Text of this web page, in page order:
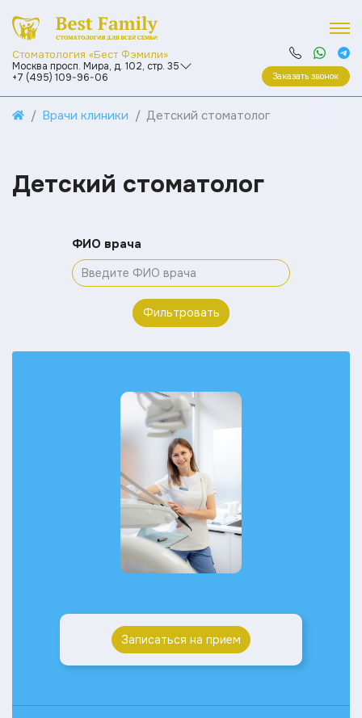
Стоматология «Бест Фэмили»
Москва просп. Мира, д. 102, стр. 35
+7 (495) 109-96-06
Заказать звонок
Врачи клиники Детский стоматолог
Детский стоматолог
ФИО врача
Фильтровать
Записаться на прием